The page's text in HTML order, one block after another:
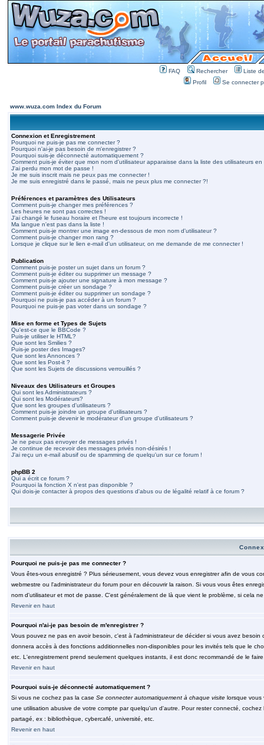
FAQ Rechercher
Liste
Profil
Se connecter
www.wuza.com Index du Forum
Connexion et Enregistrement
Pourquoi ne puis-je pas me connecter ?
Pourquoi n'ai-je pas besoin de m'enregistrer ?
Pourquoi suis-je déconnecté automatiquement ?
Comment puis-je éviter que mon nom d'utilisateur apparaisse dans la liste des utilisateurs en
J'ai perdu mon mot de passe !
Je me suis inscrit mais ne peux pas me connecter !
Je me suis enregistré dans le passé, mais ne peux plus me connecter ?!
Préférences et paramètres des Utilisateurs
Comment puis-je changer mes préférences ?
Les heures ne sont pas correctes !
J'ai changé le fuseau horaire et l'heure est toujours incorrecte !
Ma langue n'est pas dans la liste !
Comment puis-je montrer une image en-dessous de mon nom d'utilisateur ?
Comment puis-je changer mon rang ?
Lorsque je clique sur le lien e-mail d'un utilisateur, on me demande de me connecter !
Publication
Comment puis-je poster un sujet dans un forum ?
Comment puis-je éditer ou supprimer un message ?
Comment puis-je ajouter une signature à mon message ?
Comment puis-je créer un sondage ?
Comment puis-je éditer ou supprimer un sondage ?
Pourquoi ne puis-je pas accéder à un forum ?
Pourquoi ne puis-je pas voter dans un sondage ?
Mise en forme et Types de Sujets
Qu'est-ce que le BBCode ?
Puis-je utiliser le HTML?
Que sont les Smilies ?
Puis-je poster des Images?
Que sont les Annonces ?
Que sont les Post-it ?
Que sont les Sujets de discussions verrouillés ?
Niveaux des Utilisateurs et Groupes
Qui sont les Administrateurs ?
Qui sont les Modérateurs?
Que sont les groupes d'utilisateurs ?
Comment puis-je joindre un groupe d'utilisateurs ?
Comment puis-je devenir le modérateur d'un groupe d'utilisateurs ?
Messagerie Privée
Je ne peux pas envoyer de messages privés !
Je continue de recevoir des messages privés non-désirés !
J'ai reçu un e-mail abusif ou de spamming de quelqu'un sur ce forum !
phpBB 2
Qui a écrit ce forum ?
Pourquoi la fonction X n'est pas disponible ?
Qui dois-je contacter à propos des questions d'abus ou de légalité relatif à ce forum ?
Pourquoi ne puis-je pas me connecter ?
Vous êtes-vous enregistré ? Plus sérieusement, vous devez vous enregistrer afin de vous
webmestre ou l'administrateur du forum pour en découvrir la raison. Si vous vous êtes
nom d'utilisateur et mot de passe. C'est généralement de là que vient le problème, si cela
Revenir en haut
Pourquoi n'ai-je pas besoin de m'enregistrer ?
Vous pouvez ne pas en avoir besoin, c'est à l'administrateur de décider si vous avez
donnera accès à des fonctions additionnelles non-disponibles pour les invités tels que le
etc. L'enregistrement prend seulement quelques instants, il est donc recommandé de le
Revenir en haut
Pourquoi suis-je déconnecté automatiquement ?
Si vous ne cochez pas la case Se connecter automatiquement à chaque visitelorsque vous
une utilisation abusive de votre compte par quelqu'un d'autre. Pour rester connecté,
partagé, ex : bibliothèque, cybercafé, université, etc.
Revenir en haut